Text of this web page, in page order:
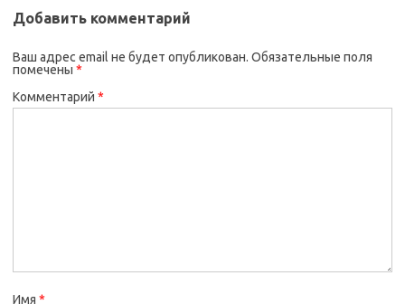
Добавить комментарий
Ваш адрес email не будет опубликован. Обязательные поля
помечены *
Комментарий *
Имя *